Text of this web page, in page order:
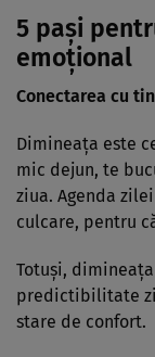
5 pași
emoțional
Conectarea cu
Dimineaţa este
mic dejun, te
ziua. Agenda
culcare, pentru
Totuşi,
predictibilitate
stare de confort.